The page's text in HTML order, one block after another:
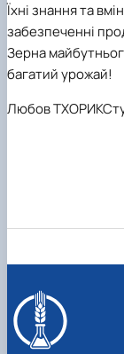
Їхні знання та
забезпеченні
Зерна
багатий урожай!
Любов ТХОРИК